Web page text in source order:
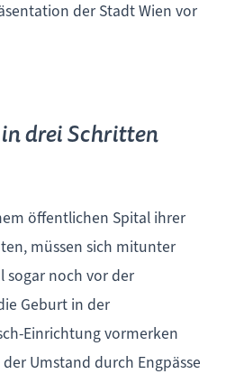
der Stadt Wien vor
drei Schritten
öffentlichen Spital ihrer
müssen sich mitunter
sogar noch vor der
Geburt in der
Einrichtung vormerken
Umstand durch Engpässe